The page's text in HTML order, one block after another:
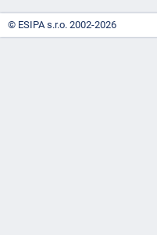
© ESIPA s.r.o. 2002-2026